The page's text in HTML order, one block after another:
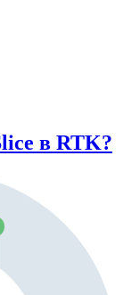
в RTK?